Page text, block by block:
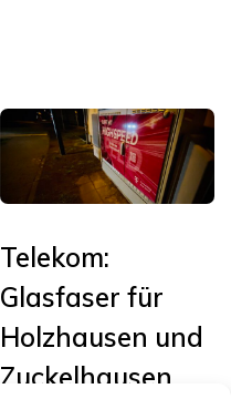
Telekom:
Glasfaser für
Holzhausen und
Zuckelhausen